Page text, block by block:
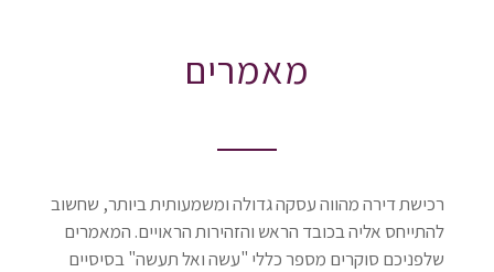
מאמרים
רכישת דירה מהווה עסקה גדולה ומשמעותית ביותר, שחשוב
להתייחס אליה בכובד הראש והזהירות הראויים. המאמרים
שלפניכם סוקרים מספר כללי "עשה ואל תעשה" בסיסיים